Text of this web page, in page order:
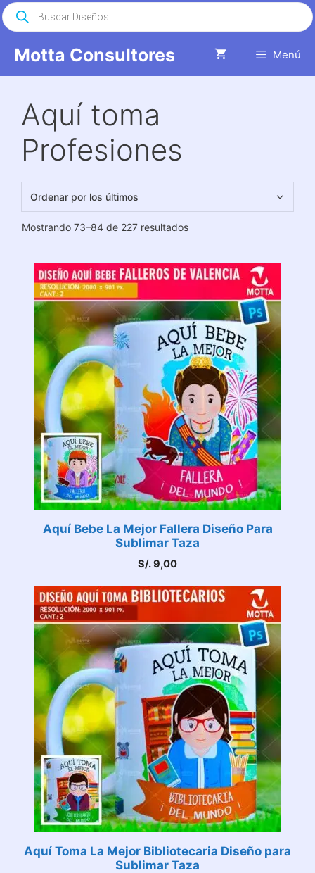
Saltar
al
Motta Consultores Menú
Búsqueda
de
productos
Aquí toma
Profesiones
Mostrando 73–84 de 227 resultadosOrdenado
últimos
Aquí Bebe La Mejor Fallera Diseño Para
Sublimar Taza
S/.9,00
Aquí Toma La Mejor Bibliotecaria Diseño para
Sublimar Taza